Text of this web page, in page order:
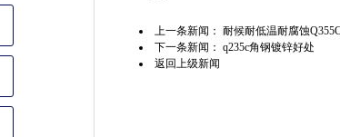
上一条新闻： 耐候耐低温耐腐蚀
下一条新闻： q235c角钢镀锌好处
返回上级新闻